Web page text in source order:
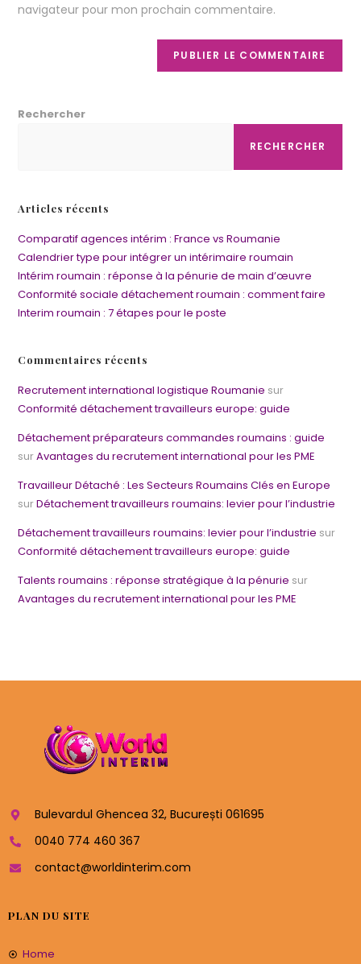
navigateur pour mon prochain commentaire.
Rechercher
RECHERCHER
Articles récents
Comparatif agences intérim : France vs Roumanie
Calendrier type pour intégrer un intérimaire roumain
Intérim roumain : réponse à la pénurie de main d’œuvre
Conformité sociale détachement roumain : comment faire
Interim roumain : 7 étapes pour le poste
Commentaires récents
Recrutement international logistique Roumanie sur
Conformité détachement travailleurs europe: guide
Détachement préparateurs commandes roumains : guide
surAvantages du recrutement international pour les PME
Travailleur Détaché : Les Secteurs Roumains Clés en Europe
surDétachement travailleurs roumains: levier pour l’industrie
Détachement travailleurs roumains: levier pour l’industrie sur
Conformité détachement travailleurs europe: guide
Talents roumains : réponse stratégique à la pénurie sur
Avantages du recrutement international pour les PME
Bulevardul Ghencea 32, București 061695
0040 774 460 367
contact@worldinterim.com
PLAN DU SITE
Home